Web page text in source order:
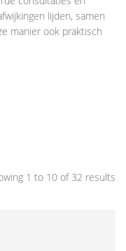
lijden, samen
manier ook praktisch
1 to 10 of 32 results